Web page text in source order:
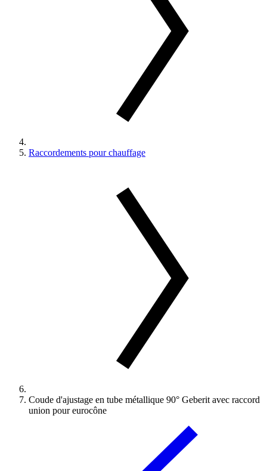
Raccordements pour chauffage
Coude d'ajustage en tube métallique 90° Geberit avec raccord
union pour eurocône